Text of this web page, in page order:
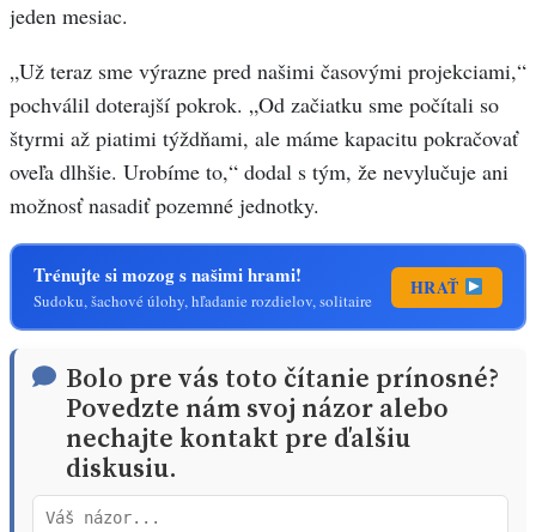
jeden mesiac.
„Už teraz sme výrazne pred našimi časovými projekciami,“
pochválil doterajší pokrok. „Od začiatku sme počítali so
štyrmi až piatimi týždňami, ale máme kapacitu pokračovať
oveľa dlhšie. Urobíme to,“ dodal s tým, že nevylučuje ani
možnosť nasadiť pozemné jednotky.
Trénujte si mozog s našimi hrami!
Sudoku, šachové úlohy, hľadanie rozdielov, solitaire
HRAŤ
Bolo pre vás toto čítanie prínosné?
Povedzte nám svoj názor alebo
nechajte kontakt pre ďalšiu
diskusiu.